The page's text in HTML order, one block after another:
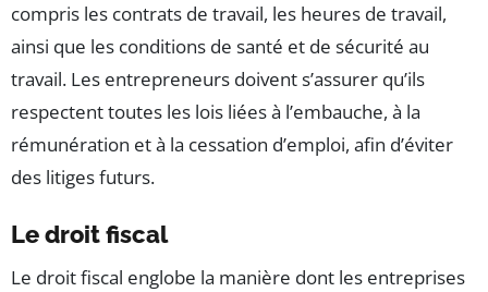
compris les contrats de travail, les heures de travail,
ainsi que les conditions de santé et de sécurité au
travail. Les entrepreneurs doivent s’assurer qu’ils
respectent toutes les lois liées à l’embauche, à la
rémunération et à la cessation d’emploi, afin d’éviter
des litiges futurs.
Le droit fiscal
Le droit fiscal englobe la manière dont les entreprises